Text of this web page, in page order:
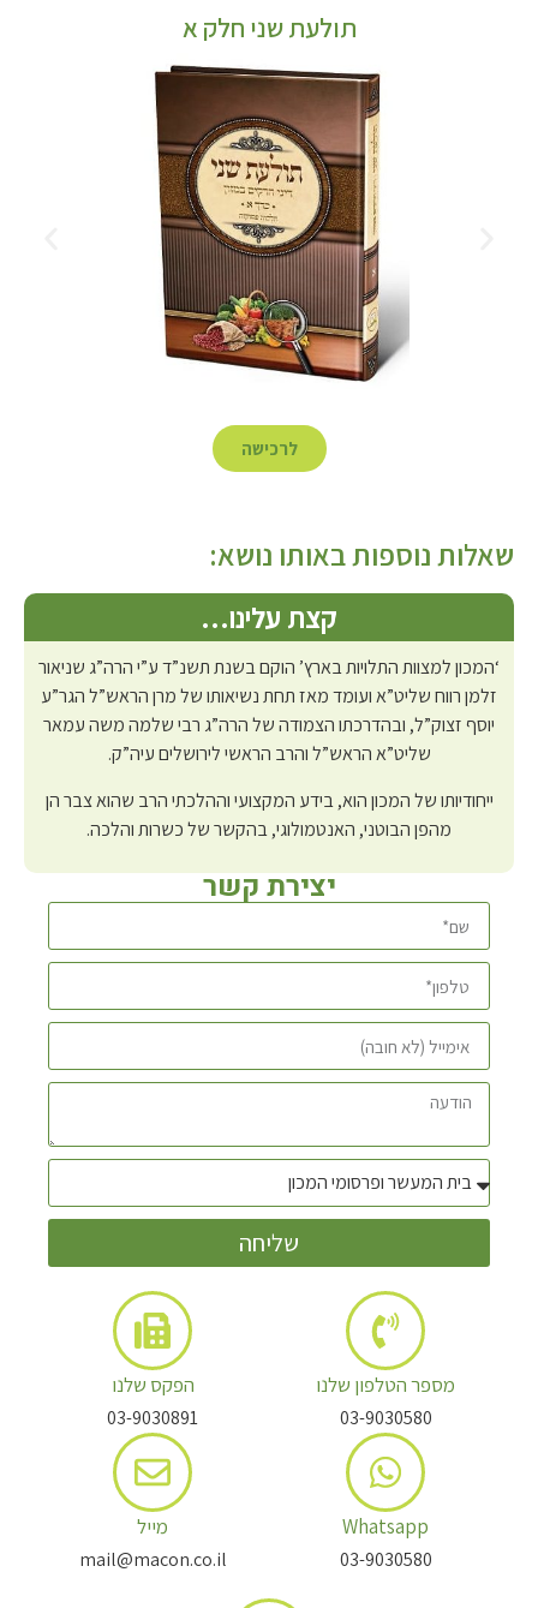
תולעת שני חלק א
לרכישה
שאלות נוספות באותו נושא:
קצת עלינו…
‘המכון למצוות התלויות בארץ’ הוקם בשנת תשנ”ד ע”י הרה”ג שניאור
זלמן רווח שליט”א ועומד מאז תחת נשיאותו של מרן הראש”ל הגר”ע
יוסף זצוק”ל, ובהדרכתו הצמודה של הרה”ג רבי שלמה משה עמאר
שליט”א הראש”ל והרב הראשי לירושלים עיה”ק.
ייחודיותו של המכון הוא, בידע המקצועי וההלכתי הרב שהוא צבר הן
מהפן הבוטני, האנטמולוגי, בהקשר של כשרות והלכה.
יצירת קשר
שליחה
מספר הטלפון שלנו
03-9030580
Whatsapp
03-9030580
הפקס שלנו
03-9030891
מייל
mail@macon.co.il